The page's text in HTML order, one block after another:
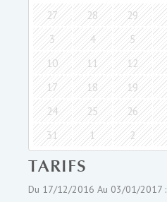
27 28 29
3
4 5
10
11 12
17
18 19
24
25 26
31
1 2
TARIFS
Du 17/12/2016 Au 03/01/2017 :